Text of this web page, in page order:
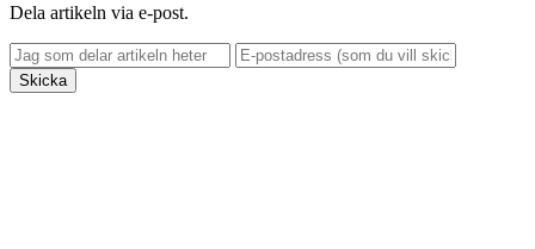
Dela artikeln via e-post.
Skicka